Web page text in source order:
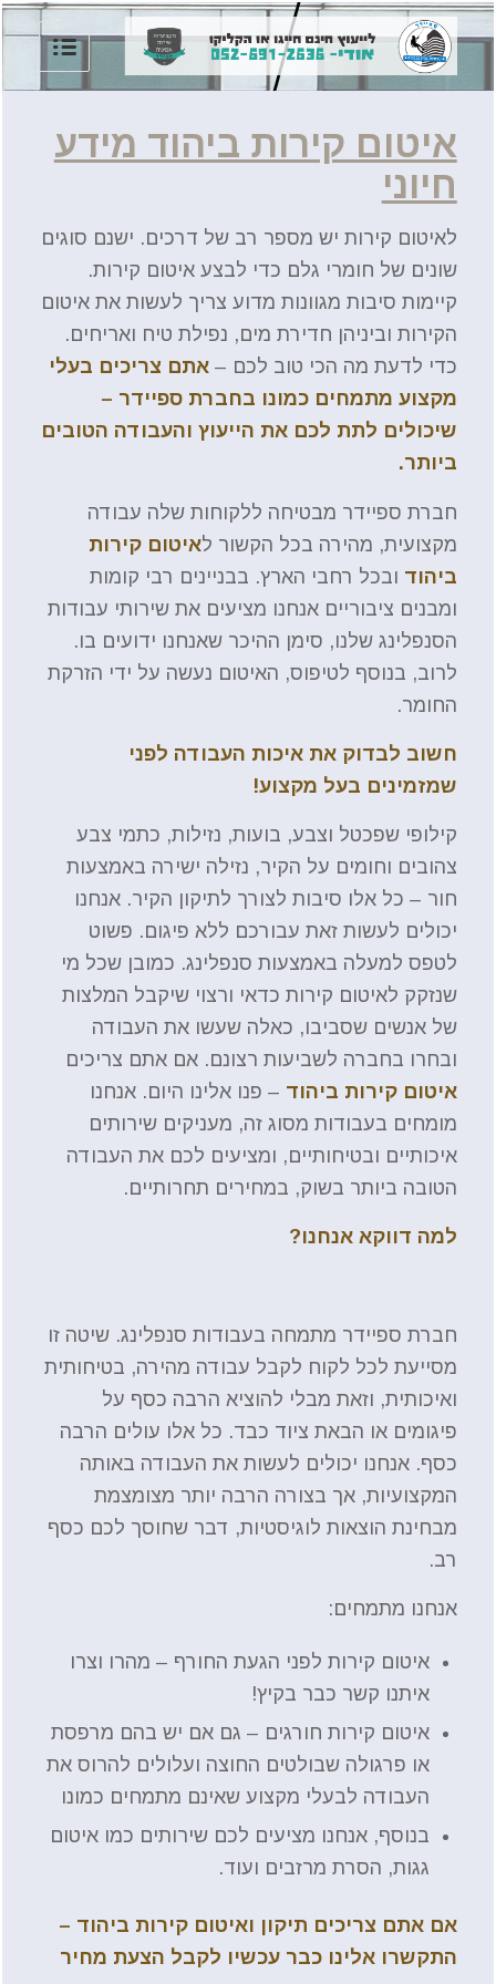
איטום קירות ביהוד מידע
חיוני
לאיטום קירות יש מספר רב של דרכים. ישנם סוגים
שונים של חומרי גלם כדי לבצע איטום קירות.
קיימות סיבות מגוונות מדוע צריך לעשות את איטום
הקירות וביניהן חדירת מים, נפילת טיח ואריחים.
כדי לדעת מה הכי טוב לכם –אתם צריכים בעלי
מקצוע מתמחים כמונו בחברת ספיידר –
שיכולים לתת לכם את הייעוץ והעבודה הטובים
ביותר.
חברת ספיידר מבטיחה ללקוחות שלה עבודה
מקצועית, מהירה בכל הקשור לאיטום קירות
ביהוד ובכל רחבי הארץ. בבניינים רבי קומות
ומבנים ציבוריים אנחנו מציעים את שירותי עבודות
הסנפלינג שלנו, סימן ההיכר שאנחנו ידועים בו.
לרוב, בנוסף לטיפוס, האיטום נעשה על ידי הזרקת
החומר.
חשוב לבדוק את איכות העבודה לפני
שמזמינים בעל מקצוע!
קילופי שפכטל וצבע, בועות, נזילות, כתמי צבע
צהובים וחומים על הקיר, נזילה ישירה באמצעות
חור – כל אלו סיבות לצורך לתיקון הקיר. אנחנו
יכולים לעשות זאת עבורכם ללא פיגום. פשוט
לטפס למעלה באמצעות סנפלינג. כמובן שכל מי
שנזקק לאיטום קירות כדאי ורצוי שיקבל המלצות
של אנשים שסביבו, כאלה שעשו את העבודה
ובחרו בחברה לשביעות רצונם. אם אתם צריכים
איטום קירות ביהוד – פנו אלינו היום. אנחנו
מומחים בעבודות מסוג זה, מעניקים שירותים
איכותיים ובטיחותיים, ומציעים לכם את העבודה
הטובה ביותר בשוק, במחירים תחרותיים.
למה דווקא אנחנו?
חברת ספיידר מתמחה בעבודות סנפלינג. שיטה זו
מסייעת לכל לקוח לקבל עבודה מהירה, בטיחותית
ואיכותית, וזאת מבלי להוציא הרבה כסף על
פיגומים או הבאת ציוד כבד. כל אלו עולים הרבה
כסף. אנחנו יכולים לעשות את העבודה באותה
המקצועיות, אך בצורה הרבה יותר מצומצמת
מבחינת הוצאות לוגיסטיות, דבר שחוסך לכם כסף
רב.
אנחנו מתמחים:
איטום קירות לפני הגעת החורף – מהרו וצרו
איתנו קשר כבר בקיץ!
איטום קירות חורגים – גם אם יש בהם מרפסת
או פרגולה שבולטים החוצה ועלולים להרוס את
העבודה לבעלי מקצוע שאינם מתמחים כמונו
בנוסף, אנחנו מציעים לכם שירותים כמו איטום
גגות, הסרת מרזבים ועוד.
אם אתם צריכים תיקון ואיטום קירות ביהוד –
התקשרו אלינו כבר עכשיו לקבל הצעת מחיר